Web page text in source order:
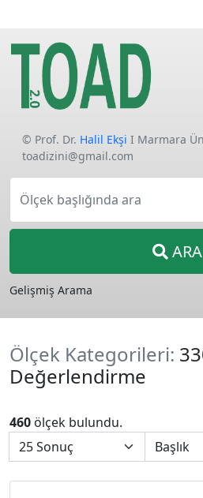
© Prof. Dr. Halil Ekşi I Marmara
toadizini@gmail.com
Ölçek başlığında ara
ARA
Gelişmiş Arama
Ölçek Kategorileri:
Değerlendirme
460 ölçek bulundu.